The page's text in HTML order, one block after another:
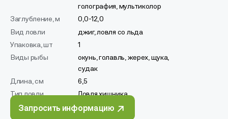
голография, мультиколор
Заглубление, м
0,0-12,0
Вид ловли
джиг, ловля со льда
Упаковка, шт
1
Виды рыбы
окунь, голавль, жерех, щука,
судак
Длина, см
6,5
Тип ловли
Ловля хищника
Запросить информацию